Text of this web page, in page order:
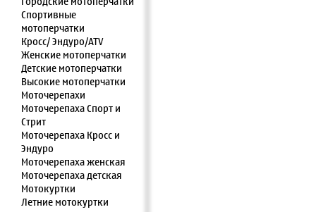
Спортивные
мотоперчатки
Кросс/ Эндуро/ATV
Женские мотоперчатки
Детские мотоперчатки
Высокие мотоперчатки
Моточерепахи
Моточерепаха Спорт и
Стрит
Моточерепаха Кросс и
Эндуро
Моточерепаха женская
Моточерепаха детская
Мотокуртки
Летние мотокуртки